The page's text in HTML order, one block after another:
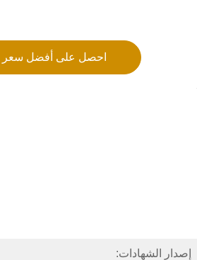
احصل على أفضل سعر
إصدار الشهادات: